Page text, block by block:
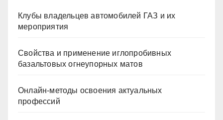
Клубы владельцев автомобилей ГАЗ и их
мероприятия
Свойства и применение иглопробивных
базальтовых огнеупорных матов
Онлайн-методы освоения актуальных
профессий